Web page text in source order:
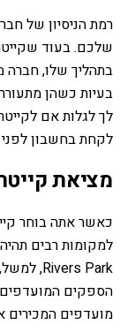
רמת הניסיון של
שלכם. בעוד
בתהליך שלו, חברה
בעיות כשהן
לך לגלות אם
לקחת בחשבון
מציאת
כאשר אתה בוחר
הספקים
מועדפים המכירים